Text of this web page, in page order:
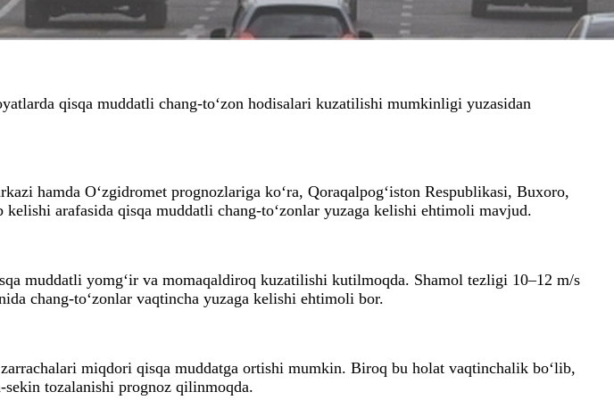
qisqa muddatli chang-to‘zon hodisalari kuzatilishi mumkinligi yuzasidan
hamda O‘zgidromet prognozlariga ko‘ra, Qoraqalpog‘iston Respublikasi, Buxoro,
arafasida qisqa muddatli chang-to‘zonlar yuzaga kelishi ehtimoli mavjud.
muddatli yomg‘ir va momaqaldiroq kuzatilishi kutilmoqda. Shamol tezligi 10–12 m/s
chang-to‘zonlar vaqtincha yuzaga kelishi ehtimoli bor.
miqdori qisqa muddatga ortishi mumkin. Biroq bu holat vaqtinchalik bo‘lib,
tozalanishi prognoz qilinmoqda.